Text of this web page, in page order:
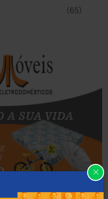
(65)
(72)
(7680)
(31958)